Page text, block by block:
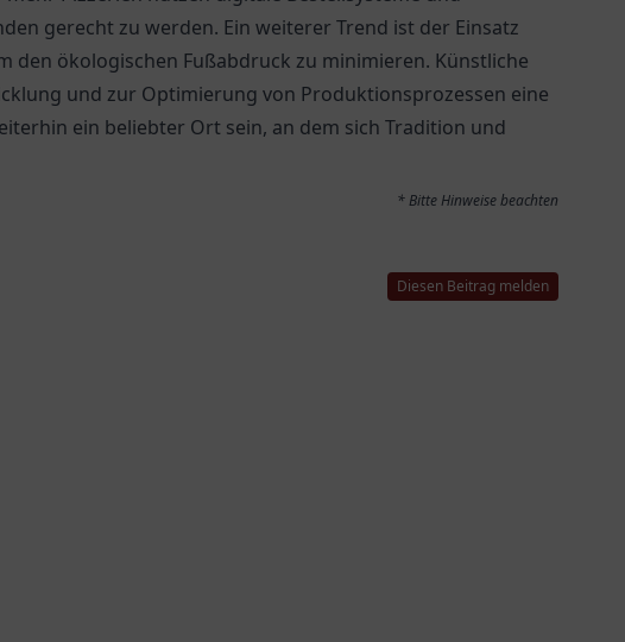
gerecht zu werden. Ein weiterer Trend ist der Einsatz
den ökologischen Fußabdruck zu minimieren. Künstliche
und zur Optimierung von Produktionsprozessen eine
ein beliebter Ort sein, an dem sich Tradition und
* Bitte Hinweise beachten
Diesen Beitrag melden